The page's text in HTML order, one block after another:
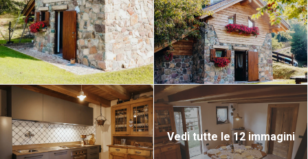
Vedi tutte le 12 immagini